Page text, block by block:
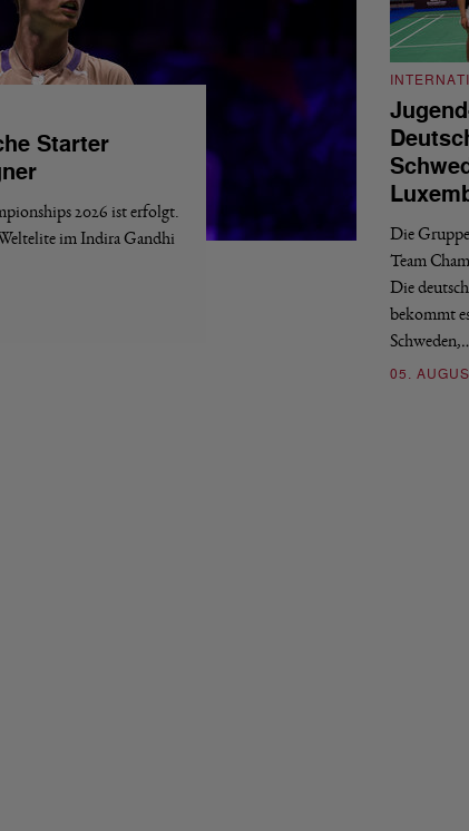
Starter
2026 ist erfolgt.
im Indira Gandhi
Die
Team
Die
bekommt
05.